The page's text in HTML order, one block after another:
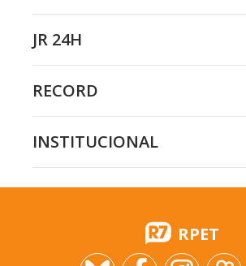
JR 24H
RECORD
INSTITUCIONAL
RPET